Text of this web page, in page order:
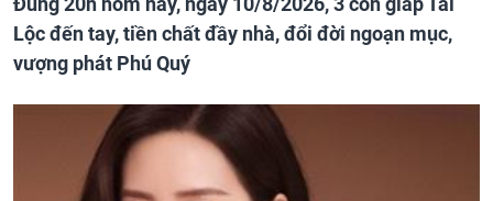
Lộc đến tay, tiền chất đầy nhà, đổi đời ngoạn mục,
vượng phát Phú Quý